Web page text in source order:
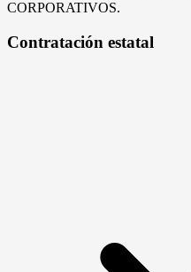
CORPORATIVOS.
Contratación estatal